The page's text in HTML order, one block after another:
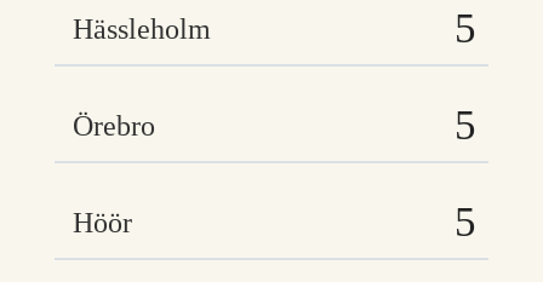
Hässleholm
Örebro
Höör